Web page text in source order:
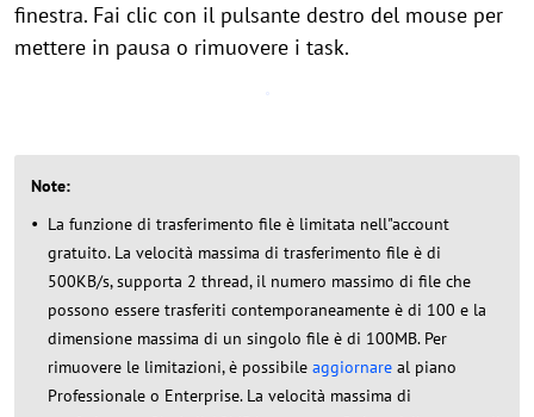
finestra. Fai clic con il pulsante destro del mouse per
mettere in pausa o rimuovere i task.
Note:
La funzione di trasferimento file è limitata nell"account
gratuito. La velocità massima di trasferimento file è di
500KB/s, supporta 2 thread, il numero massimo di file che
possono essere trasferiti contemporaneamente è di 100 e la
dimensione massima di un singolo file è di 100MB. Per
rimuovere le limitazioni, è possibile aggiornare al piano
Professionale o Enterprise. La velocità massima di